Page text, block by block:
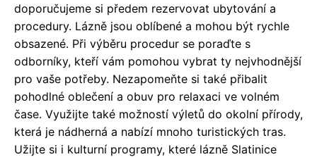
doporučujeme si předem rezervovat ubytování a
procedury. Lázně jsou oblíbené a mohou být rychle
obsazené. Při výběru procedur se poraďte s
odborníky, kteří vám pomohou vybrat ty nejvhodnější
pro vaše potřeby. Nezapomeňte si také přibalit
pohodlné oblečení a obuv pro relaxaci ve volném
čase. Využijte také možností výletů do okolní přírody,
která je nádherná a nabízí mnoho turistických tras.
Užijte si i kulturní programy, které lázně Slatinice